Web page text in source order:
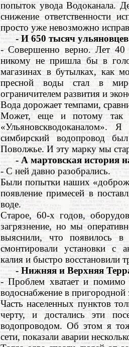
попыток увода Водоканала.
снижение ответственности
просто уже невозможно
- И 650 тысяч ульяновцев
- Совершенно верно. Лет 40
никому не пришла бы в
магазинах в бутылках, как
пресной воды стал в
ограничителем развития и
Вода дорожает темпами,
Может, еще и потому так
«Ульяновскводоканалом».
симбирский водопровод
Поволжье. И эту марку мы
- А мартовская история
- С ней давно разобрались.
Были попытки наших
появление примесей в
воде.
Старое, 60-х годов,
загрязнение, но мы
выяснили, что появилось в
смонтировали установки с
калия и быстро восстановили
- Нижняя и Верхняя
- Проблем хватает и помимо
водоснабжение в пригородной
Часть населенных пунктов
черту, и достались эти
водопроводом. Об этом я
сети, показали аварии